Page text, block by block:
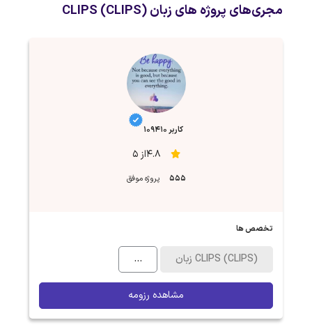
مجری‌های پروژه های زبان CLIPS (CLIPS)
کاربر 109410
4.8از 5
555 پروژه موفق
تخصص ها
زبان CLIPS (CLIPS) ...
مشاهده رزومه